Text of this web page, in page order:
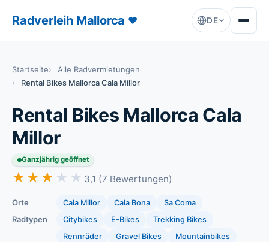
Radverleih Mallorca ♥ DE
Startseite
Alle Radvermietungen
Rental Bikes Mallorca Cala Millor
Rental Bikes Mallorca Cala
Millor
Ganzjährig geöffnet
★★★★★
★★★★★ 3,1 (7 Bewertungen)
Orte Cala Millor Cala Bona Sa Coma
Radtypen Citybikes E-Bikes
Trekking Bikes
Rennräder
Gravel Bikes
Mountainbikes